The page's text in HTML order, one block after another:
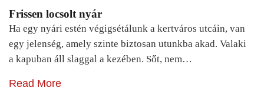
Frissen locsolt nyár
Ha egy nyári estén végigsétálunk a kertváros utcáin, van
egy jelenség, amely szinte biztosan utunkba akad. Valaki
a kapuban áll slaggal a kezében. Sőt, nem…
Read More